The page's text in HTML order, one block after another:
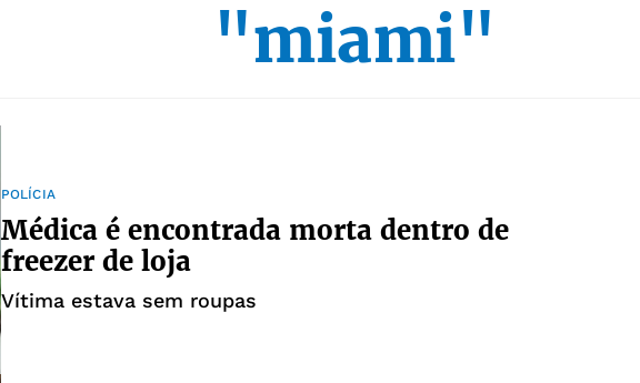
"miami"
POLÍCIA
Médica é encontrada morta dentro de
freezer de loja
Vítima estava sem roupas